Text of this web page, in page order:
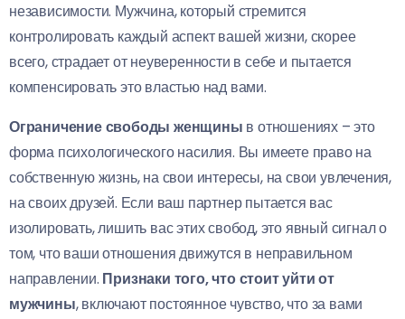
независимости. Мужчина, который стремится
контролировать каждый аспект вашей жизни, скорее
всего, страдает от неуверенности в себе и пытается
компенсировать это властью над вами.
Ограничение свободы женщины в отношениях – это
форма психологического насилия. Вы имеете право на
собственную жизнь, на свои интересы, на свои увлечения,
на своих друзей. Если ваш партнер пытается вас
изолировать, лишить вас этих свобод, это явный сигнал о
том, что ваши отношения движутся в неправильном
направлении. Признаки того, что стоит уйти от
мужчины, включают постоянное чувство, что за вами